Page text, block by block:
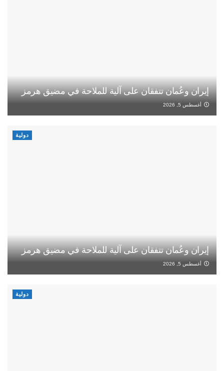
إيران وعُمان تتفقان على آلية للملاحة في مضيق هرمز
أغسطس 5, 2026
دولية
إيران وعُمان تتفقان على آلية للملاحة في مضيق هرمز
أغسطس 5, 2026
دولية